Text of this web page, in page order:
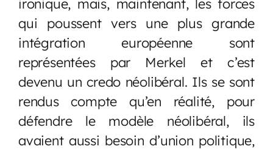
qui poussent vers une plus grande
intégration européenne sont
représentées par Merkel et c’est
devenu un credo néolibéral. Ils se sont
rendus compte qu’en réalité, pour
défendre le modèle néolibéral, ils
avaient aussi besoin d’union politique,